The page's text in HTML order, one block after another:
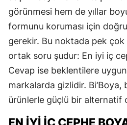
görünmesi hem de yıllar
formunu koruması için
gerekir. Bu noktada pek çok
ortak soru şudur: En iyi iç
Cevap ise beklentilere
markalarda gizlidir. Bi’Boya,
ürünlerle güçlü bir alternatif